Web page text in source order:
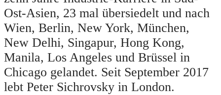
Ost-Asien, 23 mal übersiedelt und nach
Wien, Berlin, New York, München,
New Delhi, Singapur, Hong Kong,
Manila, Los Angeles und Brüssel in
Chicago gelandet. Seit September 2017
lebt Peter Sichrovsky in London.